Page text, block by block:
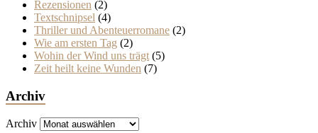
Rezensionen (2)
Textschnipsel (4)
Thriller und Abenteuerromane (2)
Wie am ersten Tag (2)
Wohin der Wind uns trägt (5)
Zeit heilt keine Wunden (7)
Archiv
Archiv